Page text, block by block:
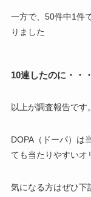
一方で、50件中1件
りました
10連したのに・・・
以上が調査報告です。
DOPA（ドーパ）は
ても当たりやすいオ
気になる方はぜひ下